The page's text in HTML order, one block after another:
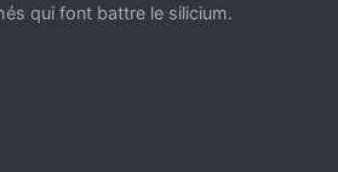
qui font battre le silicium.